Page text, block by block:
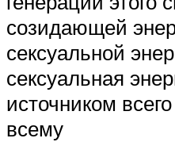
созидающей
сексуальной
сексуальная
источником
всему